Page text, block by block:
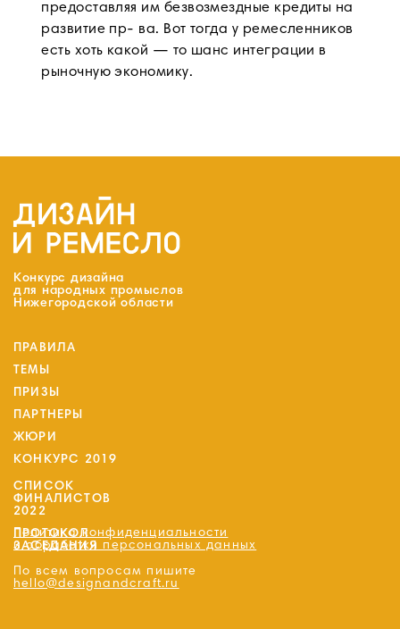
предоставляя им безвозмездные кредиты на
развитие пр- ва. Вот тогда у ремесленников
есть хоть какой — то шанс интеграции в
рыночную экономику.
Конкурс дизайна
для народных промыслов
Нижегородской области
ПРАВИЛА
ТЕМЫ
ПРИЗЫ
ПАРТНЕРЫ
ЖЮРИ
КОНКУРС 2019
СПИСОК
ФИНАЛИСТОВ
2022
ПРОТОКОЛ
ЗАСЕДАНИЯ
Политика конфиденциальности
и обработки персональных данных
По всем вопросам пишите
hello@designandcraft.ru